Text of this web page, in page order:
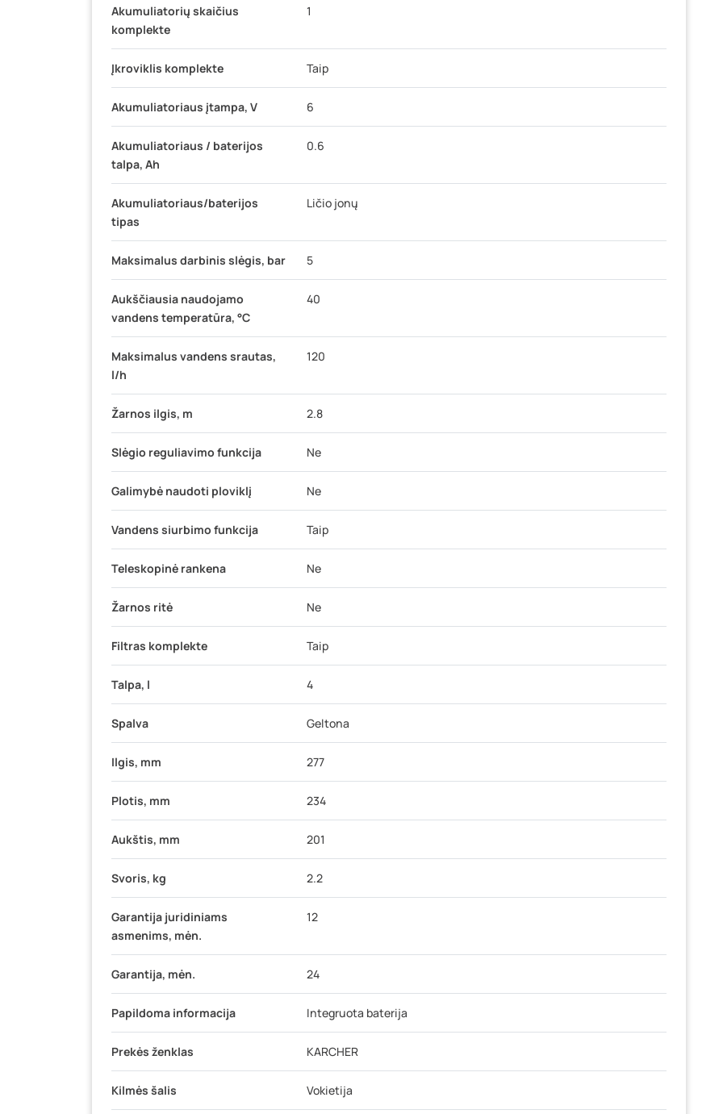
Akumuliatorių skaičius
komplekte
1
Įkroviklis komplekte Taip
Akumuliatoriaus įtampa, V 6
Akumuliatoriaus / baterijos
talpa, Ah
0.6
Akumuliatoriaus/baterijos
tipas
Ličio jonų
Maksimalus darbinis slėgis, bar 5
Aukščiausia naudojamo
vandens temperatūra, °C
40
Maksimalus vandens srautas,
l/h
120
Žarnos ilgis, m 2.8
Slėgio reguliavimo funkcija Ne
Galimybė naudoti ploviklį Ne
Vandens siurbimo funkcija Taip
Teleskopinė rankena Ne
Žarnos ritė Ne
Filtras komplekte Taip
Talpa, l 4
Spalva Geltona
Ilgis, mm 277
Plotis, mm 234
Aukštis, mm 201
Svoris, kg 2.2
Garantija juridiniams
asmenims, mėn.
12
Garantija, mėn. 24
Papildoma informacija Integruota baterija
Prekės ženklas KARCHER
Kilmės šalis Vokietija